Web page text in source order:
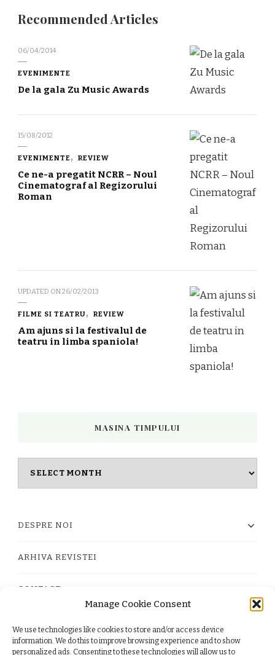
Manage Cookie Consent
We use technologies like cookies to store and/or access device
information. We do this to improve browsing experience and to show
personalized ads. Consenting to these technologies will allow us to
Recommended Articles
06/04/2014
EVENIMENTE
De la gala Zu Music Awards
15/08/2012
EVENIMENTE REVIEW
Ce ne-a pregatit NCRR – Noul
Cinematograf al Regizorului
Roman
UPDATED ON26/02/2013
FILME SI TEATRU REVIEW
Am ajuns si la festivalul de
teatru in limba spaniola!
MASINA TIMPULUI
DESPRE NOI
ARHIVA REVISTEI
CONTACT
PRIVACY POLICY